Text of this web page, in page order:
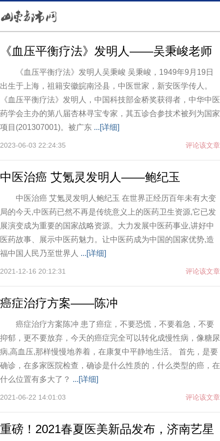
《血压平衡疗法》发明人——吴秉峻老师
《血压平衡疗法》发明人吴秉峻 吴秉峻，1949年9月19日
出生于上海，祖籍安徽皖南泾县，中医世家，新安医学传人。
《血压平衡疗法》发明人，中国科技部金桥奖获得者，中华中医
药学会主办的第八届杏林寻宝专家，其五诊合参技术被列为国家
项目(201307001)。被广东 ...[详细]
2023-06-03 22:24:35 评论该文章
中医治癌 艾氪灵发明人——鲍纪玉
中医治癌 艾氪灵发明人鲍纪玉 在世界正经历百年未有大变
局的今天,中医药已然不再是传统意义上的医药卫生资源,它已发
展演变成为重要的国家战略资源。大力发展中医药事业,讲好中
医药故事、展示中医药魅力。让中医药成为中国的国家优势,造
福中国人民乃至世界人 ...[详细]
2021-12-16 20:12:31 评论该文章
癌症治疗方案——陈冲
癌症治疗方案陈冲 患了癌症，不要恐慌，不要着急，不要
抑郁，更不要放弃，今天的癌症完全可以转化成慢性病，像糖尿
病,高血压,那样慢慢地养着，在康复中平静地生活。 首先，是要
确诊，在多家医院检查，确诊是什么性质的，什么类型的癌，在
什么位置有多大了？ ...[详细]
2021-06-22 14:01:03 评论该文章
重磅！2021春夏医美新品发布，济南艺星